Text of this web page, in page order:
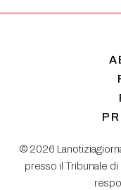
© 2026
presso il Tribunale